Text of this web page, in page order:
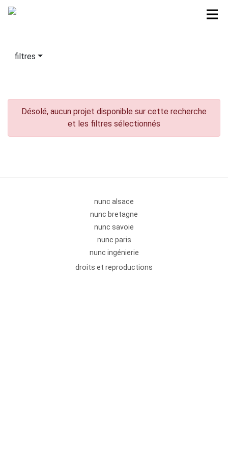
filtres
Désolé, aucun projet disponible sur cette recherche
et les filtres sélectionnés
nunc alsace
nunc bretagne
nunc savoie
nunc paris
nunc ingénierie
droits et reproductions